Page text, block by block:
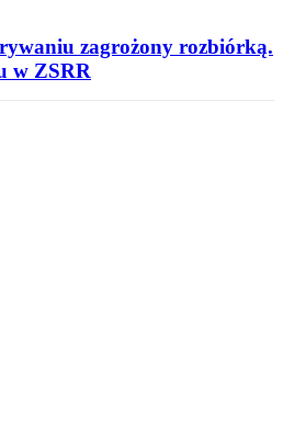
zagrożony rozbiórką.
w ZSRR